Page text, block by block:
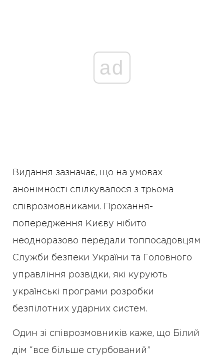
ad
Видання зазначає, що на умовах
анонімності спілкувалося з трьома
співрозмовниками. Прохання-
попередження Києву нібито
неодноразово передали топпосадовцям
Служби безпеки України та Головного
управління розвідки, які курують
українські програми розробки
безпілотних ударних систем.
Один зі співрозмовників каже, що Білий
дім “все більше стурбований”